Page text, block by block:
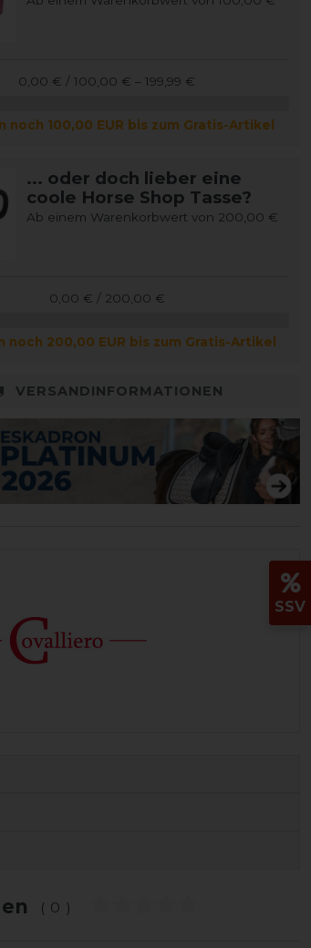
0,00 € / 100,00 € – 199,99 €
noch 100,00 EUR bis zum Gratis-Artikel
... oder doch lieber eine
coole Horse Shop Tasse?
Ab einem Warenkorbwert von 200,00 €
0,00 € / 200,00 €
noch 200,00 EUR bis zum Gratis-Artikel
VERSANDINFORMATIONEN
(0)
SSV